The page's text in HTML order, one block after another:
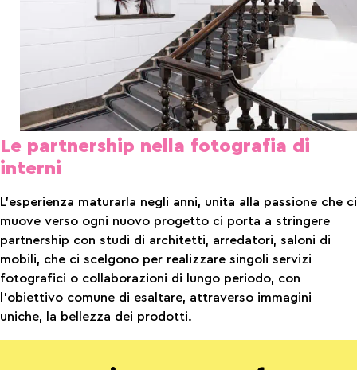
Le partnership nella fotografia di
interni
L’esperienza maturarla negli anni, unita alla passione che ci
muove verso ogni nuovo progetto ci porta a stringere
partnership con studi di architetti, arredatori, saloni di
mobili, che ci scelgono per realizzare singoli servizi
fotografici o collaborazioni di lungo periodo, con
l’obiettivo comune di esaltare, attraverso immagini
uniche, la bellezza dei prodotti.